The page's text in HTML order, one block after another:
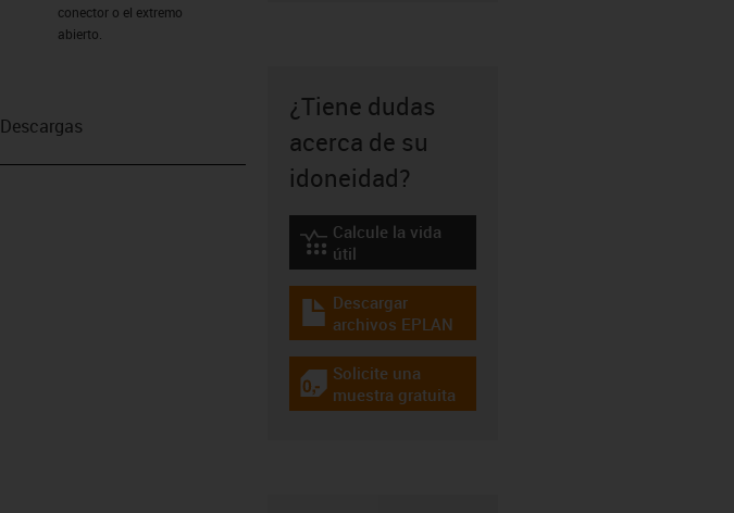
conector o el extremo
abierto.
Descargas
¿Tiene dudas
acerca de su
idoneidad?
igus-icon-lebensdauerrechner
Calcule la vida
útil
igus-icon-download-plan
Descargar
archivos EPLAN
igus-icon-gratismuster
Solicite una
muestra gratuita